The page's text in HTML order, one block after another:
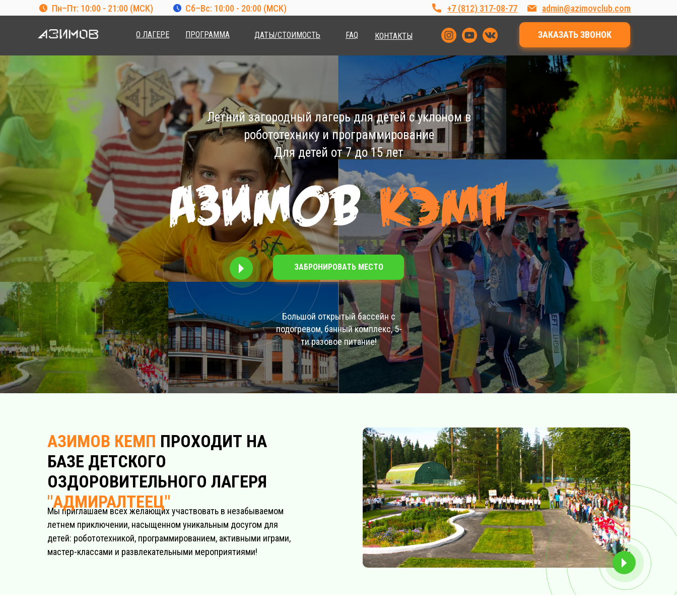
О ЛАГЕРЕ ПРОГРАММА ДАТЫ/СТОИМОСТЬ КОНТАКТЫ ЗАКАЗАТЬ ЗВОНОК
admin@azimovclub.com
+7 (812) 317-08-77
Пн–Пт: 10:00 - 21:00 (МСК) Сб–Вс: 10:00 - 20:00 (МСК)
FAQ
Летний загородный лагерь для детей с уклоном в
робототехнику и программирование
Для детей от 7 до 15 лет
ЗАБРОНИРОВАТЬ МЕСТО
Большой открытый бассейн с
подогревом, банный комплекс, 5-
ти разовое питание!
Мы приглашаем всех желающих участвовать в незабываемом
летнем приключении, насыщенном уникальным досугом для
детей: робототехникой, программированием, активными играми,
мастер-классами и развлекательными мероприятиями!
АЗИМОВ КЕМП ПРОХОДИТ НА
БАЗЕ ДЕТСКОГО
ОЗДОРОВИТЕЛЬНОГО ЛАГЕРЯ
"АДМИРАЛТЕЕЦ"